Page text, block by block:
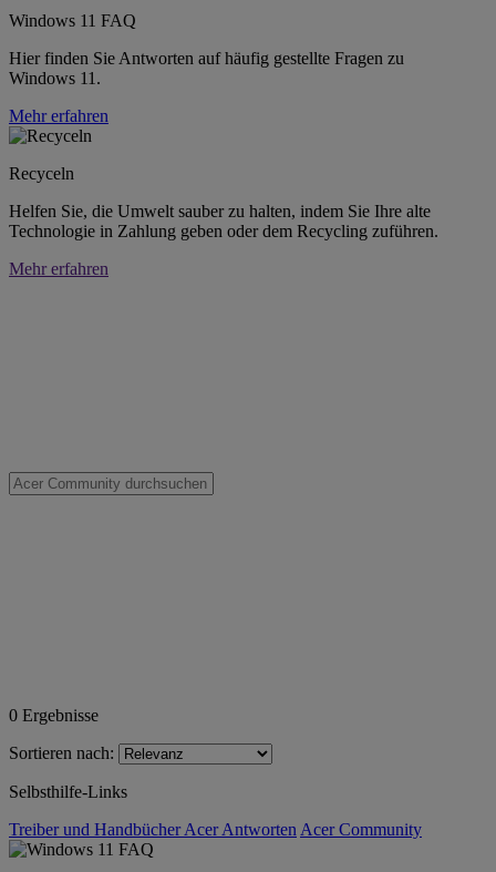
Windows 11 FAQ
Hier finden Sie Antworten auf häufig gestellte Fragen zu
Windows 11.
Mehr erfahren
Recyceln
Helfen Sie, die Umwelt sauber zu halten, indem Sie Ihre alte
Technologie in Zahlung geben oder dem Recycling zuführen.
Mehr erfahren
0 Ergebnisse
Sortieren nach:
Selbsthilfe-Links
Treiber und HandbücherAcer Antworten Acer Community